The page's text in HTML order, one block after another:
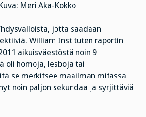
Kuva: Meri Aka-Kokko
jotta saadaan
William Instituten raportin
aikuisväestöstä noin 9
oli homoja, lesboja tai
se merkitsee maailman mitassa.
noin paljon sekundaa ja syrjittäviä